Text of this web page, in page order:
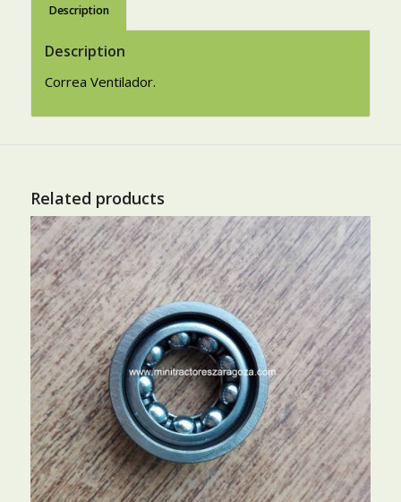
Description
Description
Correa Ventilador.
Related products